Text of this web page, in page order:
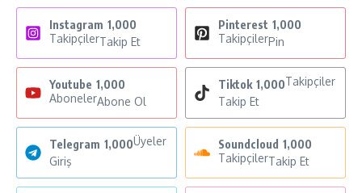
Instagram 1,000
TakipçilerTakip Et
Pinterest 1,000
TakipçilerPin
Youtube 1,000
AbonelerAbone Ol
Tiktok 1,000Takipçiler
Takip Et
Telegram 1,000Üyeler
Giriş
Soundcloud 1,000
TakipçilerTakip Et